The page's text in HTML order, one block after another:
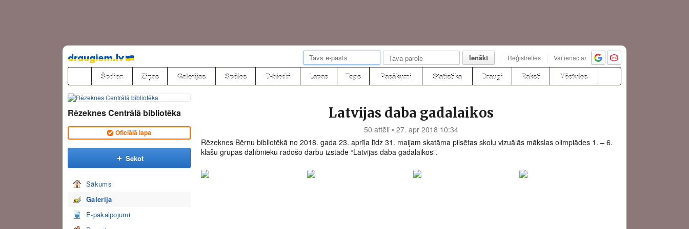
Pāriet
uz
saturu
Ienākt Reģistrēties Vai ienāc ar
Šodien Ziņas Galerijas Spēles D-biedri Lapas Tops Pasākumi Statistika Draugi Raksti Vēstules
Rēzeknes Centrālā bibliotēka
Oficiālā lapa
Sekot
Sākums
Galerija
E-pakalpojumi
Latvijas daba gadalaikos
50 attēli • 27. apr 2018 10:34
Rēzeknes Bērnu bibliotēkā no 2018. gada 23. aprīļa līdz 31. maijam skatāma pilsētas skolu vizuālās mākslas olimpiādes 1. – 6.
klašu grupas dalībnieku radošo darbu izstāde “Latvijas daba gadalaikos”.